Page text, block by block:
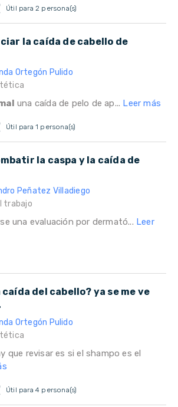
Útil para 2 persona(s)
la caída de cabello de
Ortegón Pulido
una caída de pelo de ap... Leer más
Útil para 1 persona(s)
la caspa y la caída de
Peñatez Villadiego
trabajo
una evaluación por dermató... Leer
del cabello? ya se me ve
Ortegón Pulido
que revisar es si el shampo es el
Útil para 4 persona(s)